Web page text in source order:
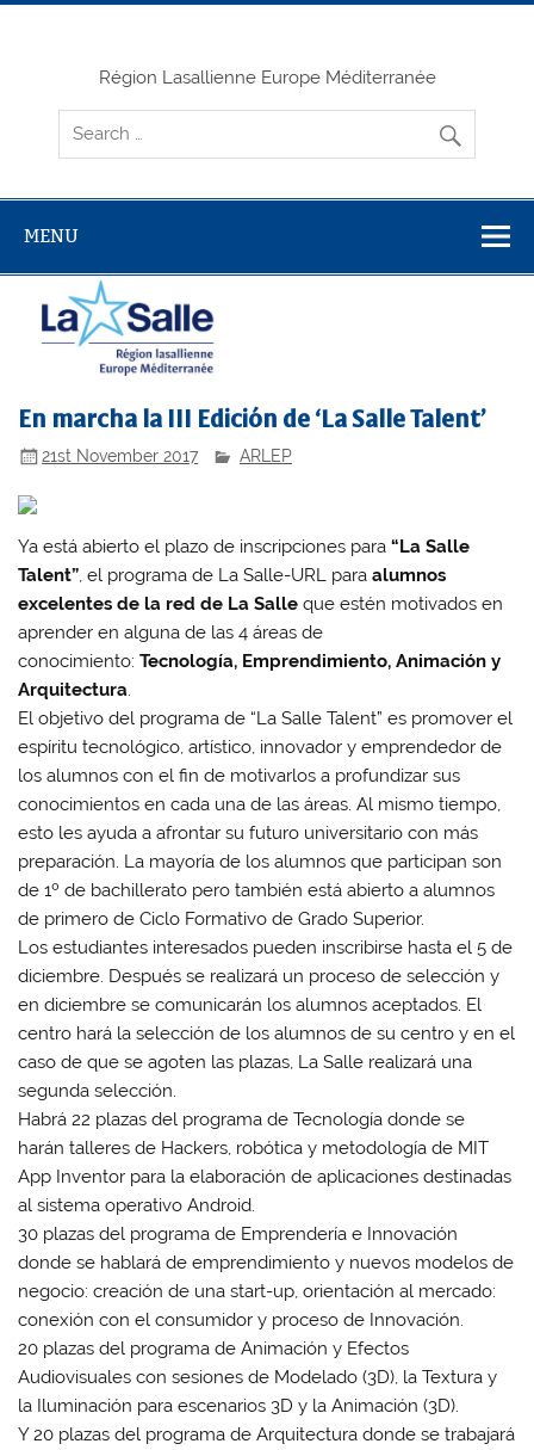
Skip
Région Lasallienne Europe Méditerranée
MENU
En marcha la III Edición de ‘La Salle Talent’
21st November 2017 ARLEP
Ya está abierto el plazo de inscripciones para“La Salle
Talent”, el programa de La Salle-URL paraalumnos
excelentes de la red de La Salle que estén motivados en
aprender en alguna de las 4 áreas de
conocimiento:Tecnología, Emprendimiento, Animación y
Arquitectura.
El objetivo del programa de “La Salle Talent” es promover el
espíritu tecnológico, artístico, innovador y emprendedor de
los alumnos con el fin de motivarlos a profundizar sus
conocimientos en cada una de las áreas. Al mismo tiempo,
esto les ayuda a afrontar su futuro universitario con más
preparación. La mayoría de los alumnos que participan son
de 1º de bachillerato pero también está abierto a alumnos
de primero de Ciclo Formativo de Grado Superior.
Los estudiantes interesados pueden inscribirse hasta el 5 de
diciembre. Después se realizará un proceso de selección y
en diciembre se comunicarán los alumnos aceptados. El
centro hará la selección de los alumnos de su centro y en el
caso de que se agoten las plazas, La Salle realizará una
segunda selección.
Habrá 22 plazas del programa de Tecnología donde se
harán talleres de Hackers, robótica y metodología de MIT
App Inventor para la elaboración de aplicaciones destinadas
al sistema operativo Android.
30 plazas del programa de Emprendería e Innovación
donde se hablará de emprendimiento y nuevos modelos de
negocio: creación de una start-up, orientación al mercado:
conexión con el consumidor y proceso de Innovación.
20 plazas del programa de Animación y Efectos
Audiovisuales con sesiones de Modelado (3D), la Textura y
la Iluminación para escenarios 3D y la Animación (3D).
Y 20 plazas del programa de Arquitectura donde se trabajará